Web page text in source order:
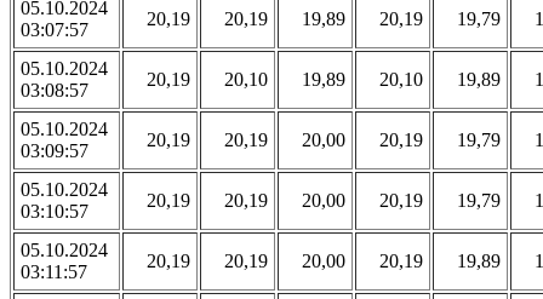
05.10.2024
03:07:57
20,19 20,19 19,89 20,19 19,79
05.10.2024
03:08:57
20,19 20,10 19,89 20,10 19,89
05.10.2024
03:09:57
20,19 20,19 20,00 20,19 19,79
05.10.2024
03:10:57
20,19 20,19 20,00 20,19 19,79
05.10.2024
03:11:57
20,19 20,19 20,00 20,19 19,89